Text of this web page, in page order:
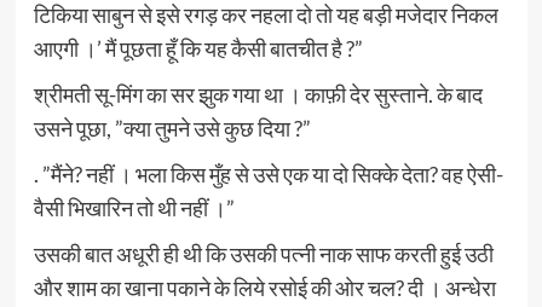
टिकिया साबुन से इसे रगड़ कर नहला दो तो यह बड़ी मजेदार निकल
आएगी ।’ मैं पूछता हूँ कि यह कैसी बातचीत है ?”
श्रीमती सू-मिंग का सर झुक गया था । काफ़ी देर सुस्ताने. के बाद
उसने पूछा, ”क्या तुमने उसे कुछ दिया ?”
. ”मैंने? नहीं । भला किस मुँह से उसे एक या दो सिक्के देता? वह ऐसी-
वैसी भिखारिन तो थी नहीं ।”
उसकी बात अधूरी ही थी कि उसकी पत्नी नाक साफ करती हुई उठी
और शाम का खाना पकाने के लिये रसोई की ओर चल? दी । अन्धेरा